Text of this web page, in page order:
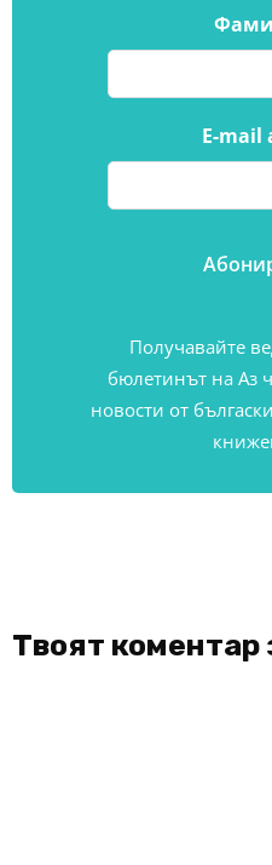
E-mail
Получавайте
бюлетинът на Аз
новости от
Твоят коментар